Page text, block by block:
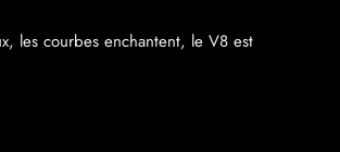
les courbes enchantent, le V8 est